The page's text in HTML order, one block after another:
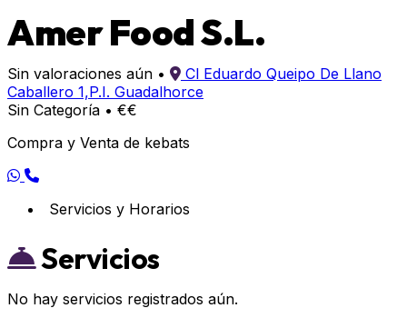
Amer Food S.L.
Sin valoraciones aún •
Cl Eduardo Queipo De Llano
Caballero 1,P.I. Guadalhorce
Sin Categoría • €€
Compra y Venta de kebats
Servicios y Horarios
Servicios
No hay servicios registrados aún.